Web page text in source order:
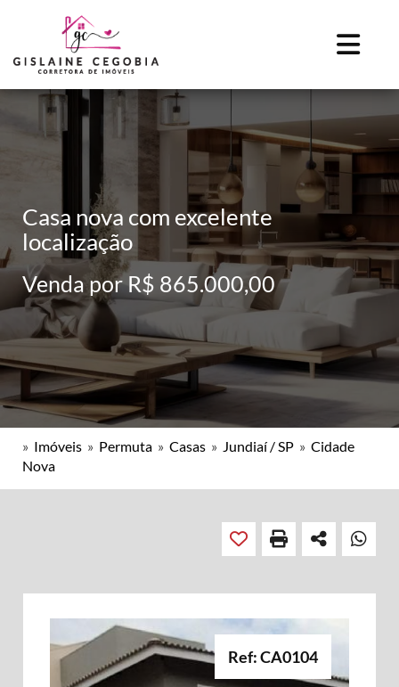
Casa nova com excelente
localização
Venda por R$ 865.000,00
» Imóveis » Permuta » Casas » Jundiaí / SP » Cidade
Nova
Ref: CA0104